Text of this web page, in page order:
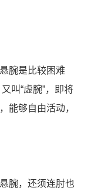
腕是比较困难
叫“虚腕”，即将
能够自由活动，
腕，还须连肘也